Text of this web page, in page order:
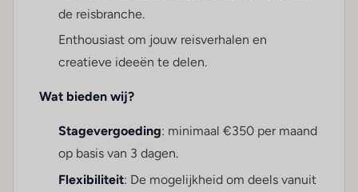
de reisbranche.
Enthousiast om jouw reisverhalen en
creatieve ideeën te delen.
Wat bieden wij?
Stagevergoeding: minimaal €350 per maand
op basis van 3 dagen.
Flexibiliteit: De mogelijkheid om deels vanuit